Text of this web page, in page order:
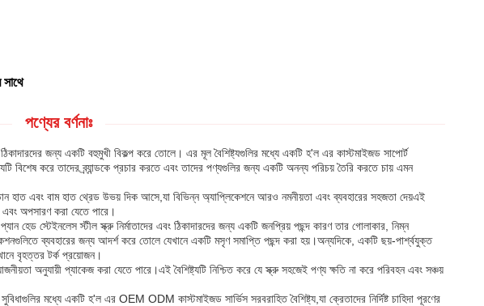
সাথে
পণ্যের বর্ণনাঃ
ঠিকাদারদের জন্য একটি বহুমুখী বিকল্প করে তোলে। এর মূল বৈশিষ্ট্যগুলির মধ্যে একটি হ'ল এর কাস্টমাইজড সাপোর্ট
বিশেষ করে তাদের ব্র্যান্ডকে প্রচার করতে এবং তাদের পণ্যগুলির জন্য একটি অনন্য পরিচয় তৈরি করতে চায় এমন
হাত এবং বাম হাত থ্রেড উভয় দিক আসে,যা বিভিন্ন অ্যাপ্লিকেশনে আরও নমনীয়তা এবং ব্যবহারের সহজতা দেয়এই
এবং অপসারণ করা যেতে পারে।
হেড স্টেইনলেস স্টীল স্ক্রু নির্মাতাদের এবং ঠিকাদারদের জন্য একটি জনপ্রিয় পছন্দ কারণ তার গোলাকার, নিম্ন
ব্যবহারের জন্য আদর্শ করে তোলে যেখানে একটি মসৃণ সমাপ্তি পছন্দ করা হয়।অন্যদিকে, একটি ছয়-পার্শ্বযুক্ত
বৃহত্তর টর্ক প্রয়োজন।
অনুযায়ী প্যাকেজ করা যেতে পারে।এই বৈশিষ্ট্যটি নিশ্চিত করে যে স্ক্রু সহজেই পণ্য ক্ষতি না করে পরিবহন এবং সঞ্চয়
মধ্যে একটি হ'ল এর OEM ODM কাস্টমাইজড সার্ভিস সরবরাহিত বৈশিষ্ট্য,যা ক্রেতাদের নির্দিষ্ট চাহিদা পূরণের